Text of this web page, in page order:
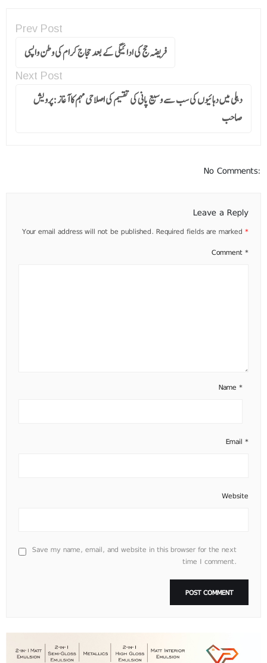
Prev Post
فریضہ حج کی ادائیگی کے بعد حجاج کرام کی وطن واپسی
Next Post
دہلی میں دہائیوں کی سب سے وسیع پانی کی تقسیم کی اصلاحی مہم کا آغاز :پرویش
صاحب
No Comments:
Leave a Reply
Your email address will not be published. Required fields are marked *
Comment *
Name *
Email *
Website
Save my name, email, and website in this browser for the next
time I comment.